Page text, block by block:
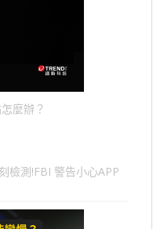
麼辦？
檢測!FBI 警告小心APP